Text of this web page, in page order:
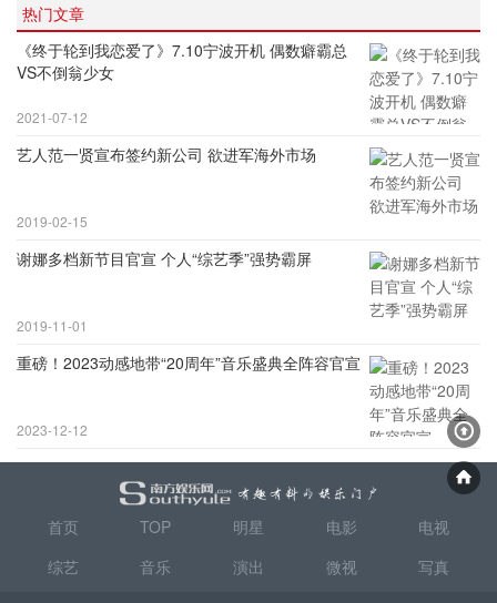
热门文章
《终于轮到我恋爱了》7.10宁波开机 偶数癖霸总
VS不倒翁少女
2021-07-12
艺人范一贤宣布签约新公司 欲进军海外市场
2019-02-15
谢娜多档新节目官宣 个人“综艺季”强势霸屏
2019-11-01
重磅！2023动感地带“20周年”音乐盛典全阵容官宣
2023-12-12
首页 TOP 明星 电影
电视
综艺
音乐 演出 微视 写真